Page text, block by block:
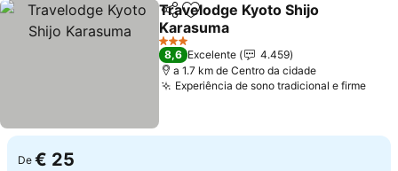
PartilharAdicionar aos favoritos
Travelodge Kyoto Shijo
Karasuma
Ver preços
3 Estrelas
8,6 Excelente
4.459
a 1.7 km de Centro da cidade
Experiência de sono tradicional e firmeVer
De € 25